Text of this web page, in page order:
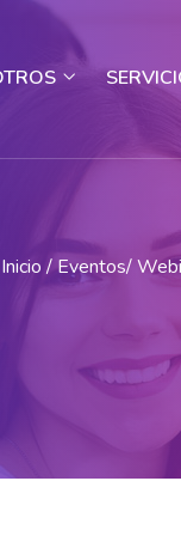
Inicio Eventos